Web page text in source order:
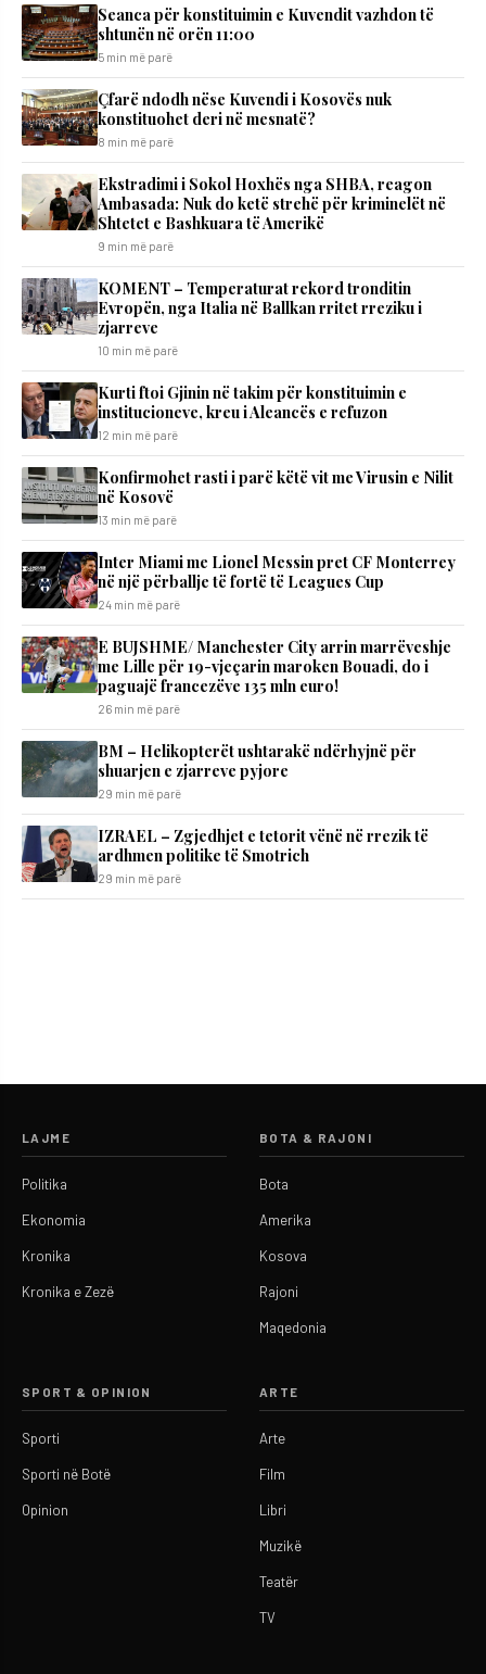
Seanca për konstituimin e Kuvendit vazhdon të
shtunën në orën 11:00
5 min më parë
Çfarë ndodh nëse Kuvendi i Kosovës nuk
konstituohet deri në mesnatë?
8 min më parë
Ekstradimi i Sokol Hoxhës nga SHBA, reagon
Ambasada: Nuk do ketë strehë për kriminelët në
Shtetet e Bashkuara të Amerikë
9 min më parë
KOMENT – Temperaturat rekord tronditin
Evropën, nga Italia në Ballkan rritet rreziku i
zjarreve
10 min më parë
Kurti ftoi Gjinin në takim për konstituimin e
institucioneve, kreu i Aleancës e refuzon
12 min më parë
Konfirmohet rasti i parë këtë vit me Virusin e Nilit
në Kosovë
13 min më parë
Inter Miami me Lionel Messin pret CF Monterrey
në një përballje të fortë të Leagues Cup
24 min më parë
E BUJSHME/ Manchester City arrin marrëveshje
me Lille për 19-vjeçarin maroken Bouadi, do i
paguajë francezëve 135 mln euro!
26 min më parë
BM – Helikopterët ushtarakë ndërhyjnë për
shuarjen e zjarreve pyjore
29 min më parë
IZRAEL – Zgjedhjet e tetorit vënë në rrezik të
ardhmen politike të Smotrich
29 min më parë
LAJME
Politika
Ekonomia
Kronika
Kronika e Zezë
BOTA & RAJONI
Bota
Amerika
Kosova
Rajoni
Maqedonia
SPORT & OPINION
Sporti
Sporti në Botë
Opinion
ARTE
Arte
Film
Libri
Muzikë
Teatër
TV